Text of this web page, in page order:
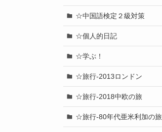
☆中国語検定２級対策
☆個人的日記
☆学ぶ！
☆旅行-2013ロンドン
☆旅行-2018中欧の旅
☆旅行-80年代亜米利加の旅